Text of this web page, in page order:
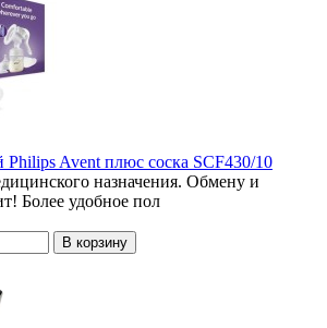
Philips Avent плюс соска SCF430/10
назначения. Обмену и
Более удобное пол